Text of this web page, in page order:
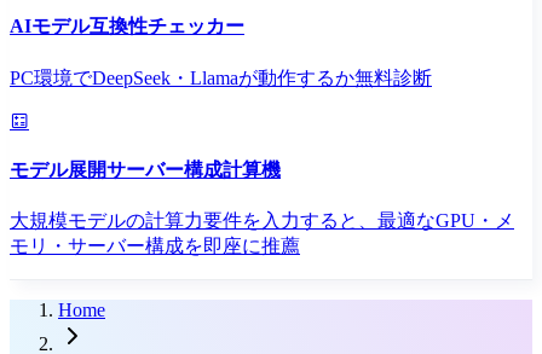
AIモデル互換性チェッカー
PC環境でDeepSeek・Llamaが動作するか無料診断
モデル展開サーバー構成計算機
大規模モデルの計算力要件を入力すると、最適なGPU・メ
モリ・サーバー構成を即座に推薦
Home